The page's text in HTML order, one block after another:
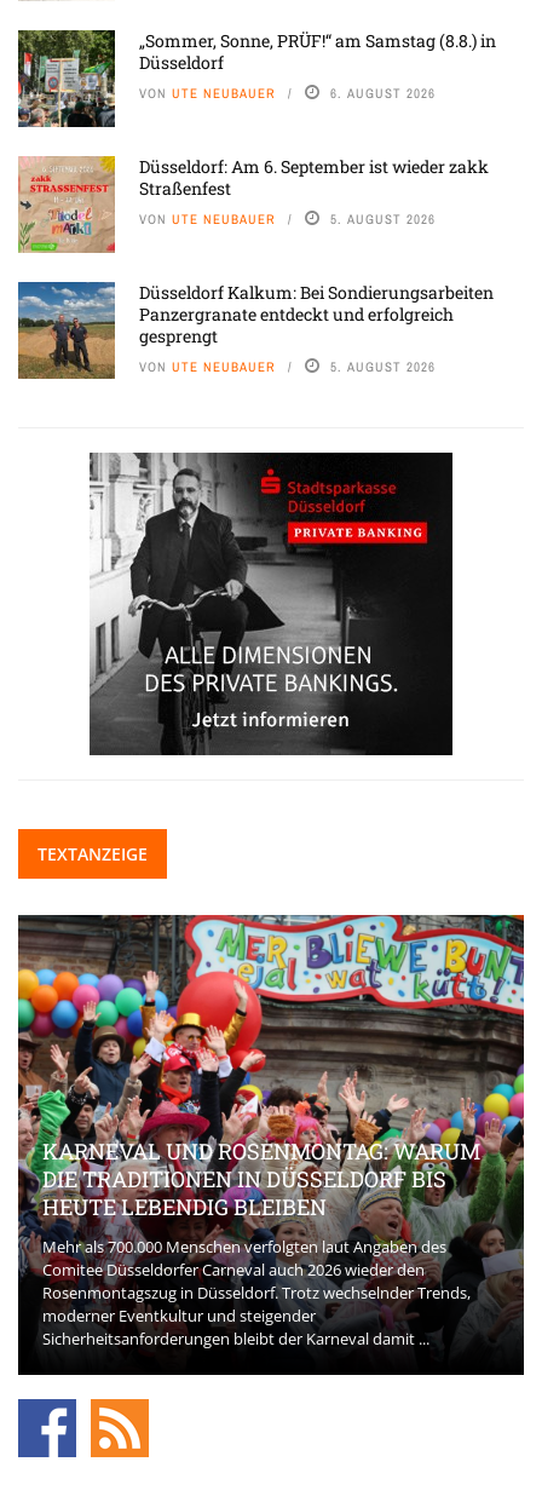
„Sommer, Sonne, PRÜF!“ am Samstag (8.8.) in
Düsseldorf
VON UTE NEUBAUER 6. AUGUST 2026
Düsseldorf: Am 6. September ist wieder zakk
Straßenfest
VON UTE NEUBAUER 5. AUGUST 2026
Düsseldorf Kalkum: Bei Sondierungsarbeiten
Panzergranate entdeckt und erfolgreich
gesprengt
VON UTE NEUBAUER 5. AUGUST 2026
TEXTANZEIGE
KARNEVAL UND ROSENMONTAG: WARUM
DIE TRADITIONEN IN DÜSSELDORF BIS
HEUTE LEBENDIG BLEIBEN
Mehr als 700.000 Menschen verfolgten laut Angaben des
Comitee Düsseldorfer Carneval auch 2026 wieder den
Rosenmontagszug in Düsseldorf. Trotz wechselnder Trends,
moderner Eventkultur und steigender
Sicherheitsanforderungen bleibt der Karneval damit ...